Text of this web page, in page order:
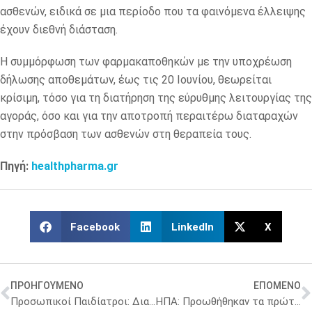
ασθενών, ειδικά σε μια περίοδο που τα φαινόμενα έλλειψης
έχουν διεθνή διάσταση.
Η συμμόρφωση των φαρμακαποθηκών με την υποχρέωση
δήλωσης αποθεμάτων, έως τις 20 Ιουνίου, θεωρείται
κρίσιμη, τόσο για τη διατήρηση της εύρυθμης λειτουργίας της
αγοράς, όσο και για την αποτροπή περαιτέρω διαταραχών
στην πρόσβαση των ασθενών στη θεραπεία τους.
Πηγή: healthpharma.gr
Facebook LinkedIn X
ΠΡΟΗΓΟΥΜΕΝΟ
Προσωπικοί Παιδίατροι: Διαθέσιμοι πλέον για πάνω από 500.000 παιδιά
ΕΠΟΜΕΝΟ
ΗΠΑ: Προωθήθηκαν τα πρώτα “μπιλιέτα” για τις νέες τιμές σε φάρμακα